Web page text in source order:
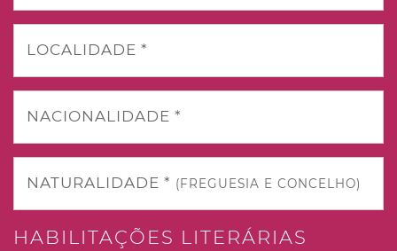
LOCALIDADE *
NACIONALIDADE *
NATURALIDADE * (FREGUESIA E CONCELHO)
HABILITAÇÕES LITERÁRIAS